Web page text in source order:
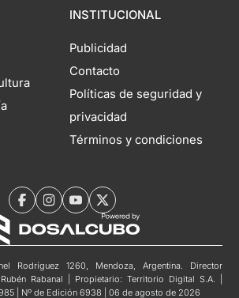
INSTITUCIONAL
Publicidad
Contacto
Políticas de seguridad y
privacidad
Términos y condiciones
Rodríguez 1260, Mendoza, Argentina. Director
Rabanal | Propietario: Territorio Digital S.A. |
| Nº de Edición 6938 | 06 de agosto de 2026